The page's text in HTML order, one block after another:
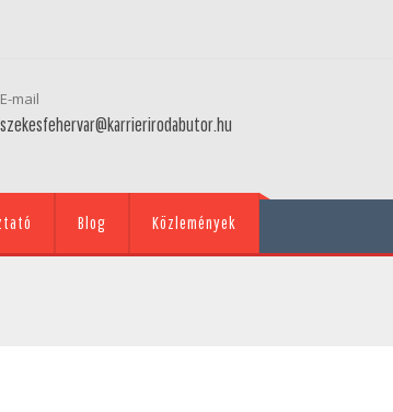
E-mail
szekesfehervar@karrierirodabutor.hu
Blog Közlemények